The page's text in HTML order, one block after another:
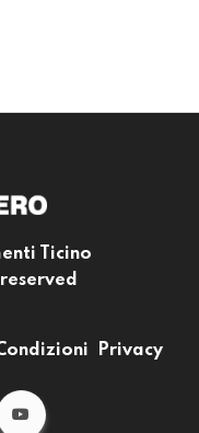
Ticino
Privacy